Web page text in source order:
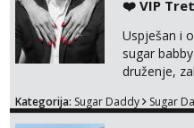
❤️ VIP
Uspješan i
sugar
druženje,
otvorena,
Kategorija: Sugar Daddy Sugar